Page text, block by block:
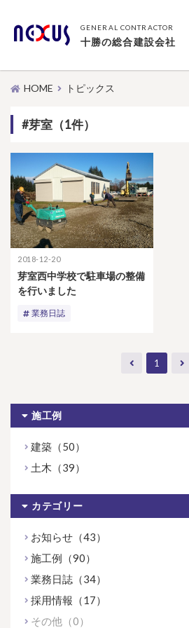
GENERAL CONTRACTOR
十勝の総合建設会社
HOME トピックス
#芽室（1件）
2018-12-20
芽室西中学校で駐車場の整備
を行いました
業務日誌
1
施工例
建築（50）
土木（39）
カテゴリー
お知らせ（43）
施工例（90）
業務日誌（34）
採用情報（17）
その他（0）